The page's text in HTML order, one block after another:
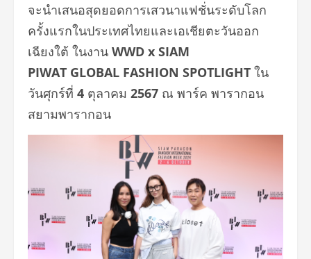
จะนำเสนอสุดยอดการเสวนาแฟชั่นระดับโลก
ครั้งแรกในประเทศไทยและเอเชียตะวันออก
เฉียงใต้ ในงาน WWD x SIAM
PIWAT GLOBAL FASHION SPOTLIGHT ใน
วันศุกร์ที่ 4 ตุลาคม 2567 ณ พาร์ค พารากอน
สยามพารากอน